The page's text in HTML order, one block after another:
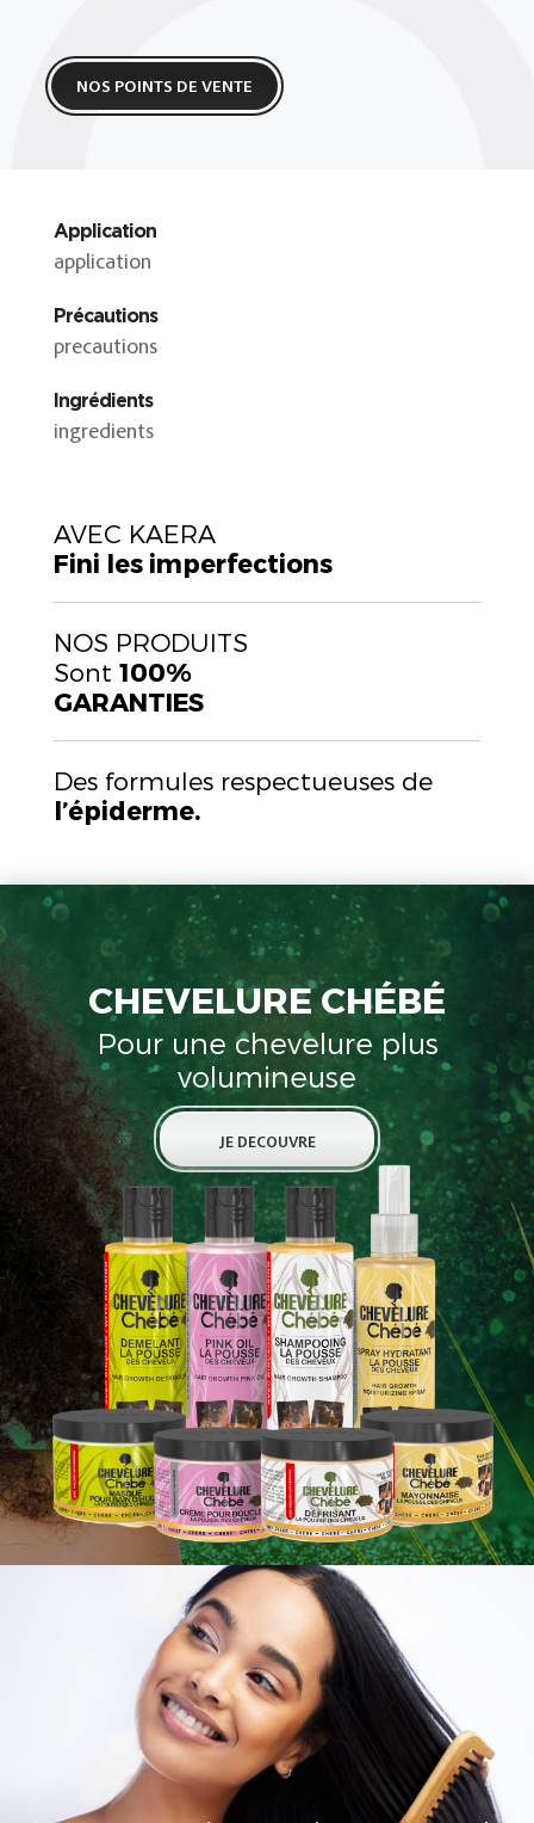
NOS POINTS DE VENTE
Application
application
Précautions
precautions
Ingrédients
ingredients
AVEC KAERA
Fini les imperfections
NOS PRODUITS
Sont 100%
GARANTIES
Des formules respectueuses de
l’épiderme.
CHEVELURE CHÉBÉ
Pour une chevelure plus
volumineuse
JE DECOUVRE